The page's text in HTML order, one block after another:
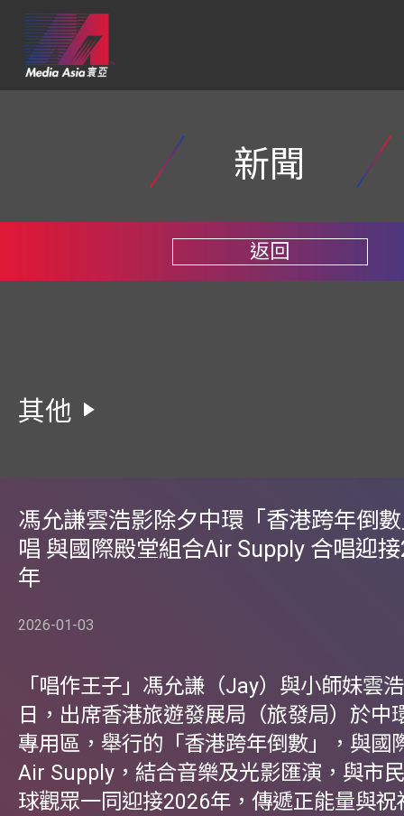
新聞
返回
其他
馮允謙雲浩影除夕中環「香港跨年倒
唱 與國際殿堂組合Air Supply 合唱迎
年
2026-01-03
「唱作王子」馮允謙（Jay）與小師妹雲
日，出席香港旅遊發展局（旅發局）於中
專用區，舉行的「香港跨年倒數」，與國
Air Supply，結合音樂及光影匯演，與市
球觀眾一同迎接2026年，傳遞正能量與